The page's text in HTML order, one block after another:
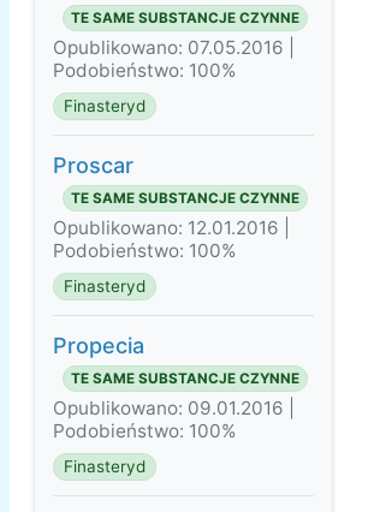
TE SAME SUBSTANCJE CZYNNE
Opublikowano: 07.05.2016 |
Podobieństwo: 100%
Finasteryd
Proscar
TE SAME SUBSTANCJE CZYNNE
Opublikowano: 12.01.2016 |
Podobieństwo: 100%
Finasteryd
Propecia
TE SAME SUBSTANCJE CZYNNE
Opublikowano: 09.01.2016 |
Podobieństwo: 100%
Finasteryd